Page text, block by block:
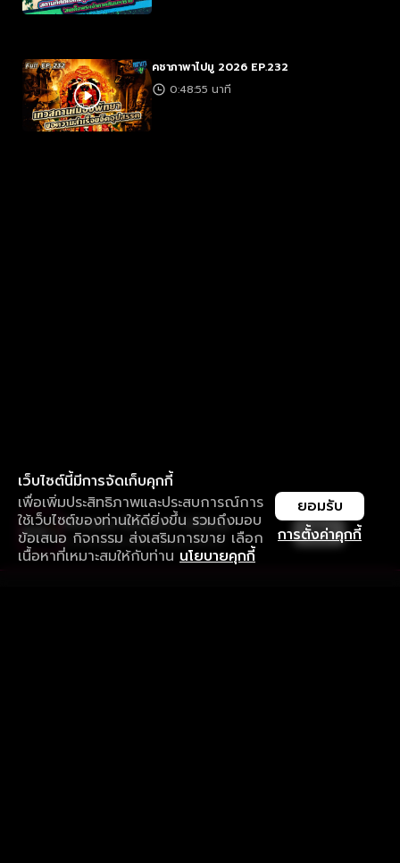
คชาภาพาไปมู 2026 EP.232
0:48:55 นาที
เว็บไซต์นี้มีการจัดเก็บคุกกี้
เพื่อเพิ่มประสิทธิภาพและประสบการณ์การ
ใช้เว็บไซต์ของท่านให้ดียิ่งขึ้น รวมถึงมอบ
ข้อเสนอ กิจกรรม ส่งเสริมการขาย เลือก
เนื้อหาที่เหมาะสมให้กับท่าน นโยบายคุกกี้
การตั้งค่าคุกกี้
ยอมรับ
ใช้งานแอป ลื่นไหลกว่า ไม่มีสะดุด
ดาวน์โหลดแอปเพื่อการรับชมที่ดีกว่า เปิด